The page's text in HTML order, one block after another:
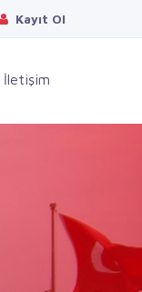
Kayıt Ol
İletişim